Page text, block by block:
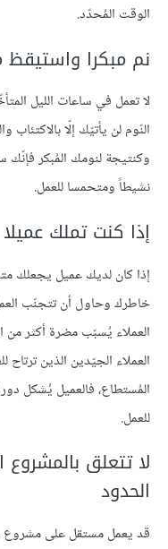
الوقت المُحدّد.
نم مبكرا واستيقظ
لا تعمل في ساعات الليل
النّوم لن يأتيّك إلّا
وكنتيجة لنومك المُبكر فإنّك
نشيطاً ومتحمسا للعمل.
إذا كنت تملك
إذا كان لديك عميل يجعلك
خاطرك وحاول أن تتجنّب
العملاء يُسبّب مضرة أكثر من
العملاء الجيّدين الذين
المُستطاع، فالعميل يُشكل
للعمل.
لا تتعلق
الحدود
قد يعمل مستقل على مشروع